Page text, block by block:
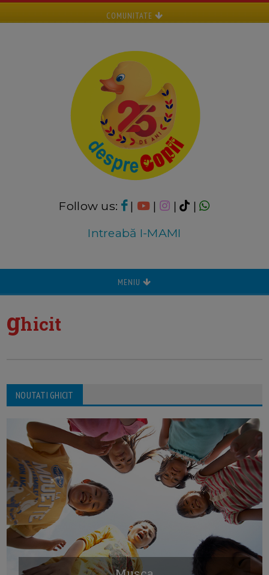
COMUNITATE
Follow us: | | |
|
Intreabă I-MAMI
MENIU
ghicit
NOUTATI GHICIT